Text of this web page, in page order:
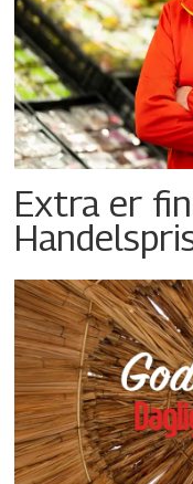
Extra er